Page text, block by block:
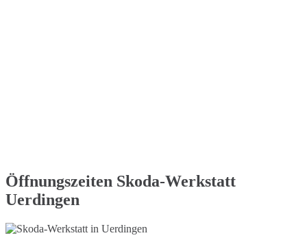
Öffnungszeiten Skoda-Werkstatt
Uerdingen